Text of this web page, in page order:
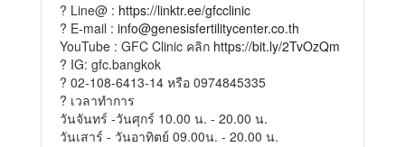
? Line@ : https://linktr.ee/gfcclinic
? E-mail : info@genesisfertilitycenter.co.th
YouTube : GFC Clinic คลิก https://bit.ly/2TvOzQm
? IG: gfc.bangkok
? 02-108-6413-14 หรือ 0974845335
? เวลาทำการ
วันจันทร์ -วันศุกร์ 10.00 น. - 20.00 น.
วันเสาร์ - วันอาทิตย์ 09.00น. - 20.00 น.